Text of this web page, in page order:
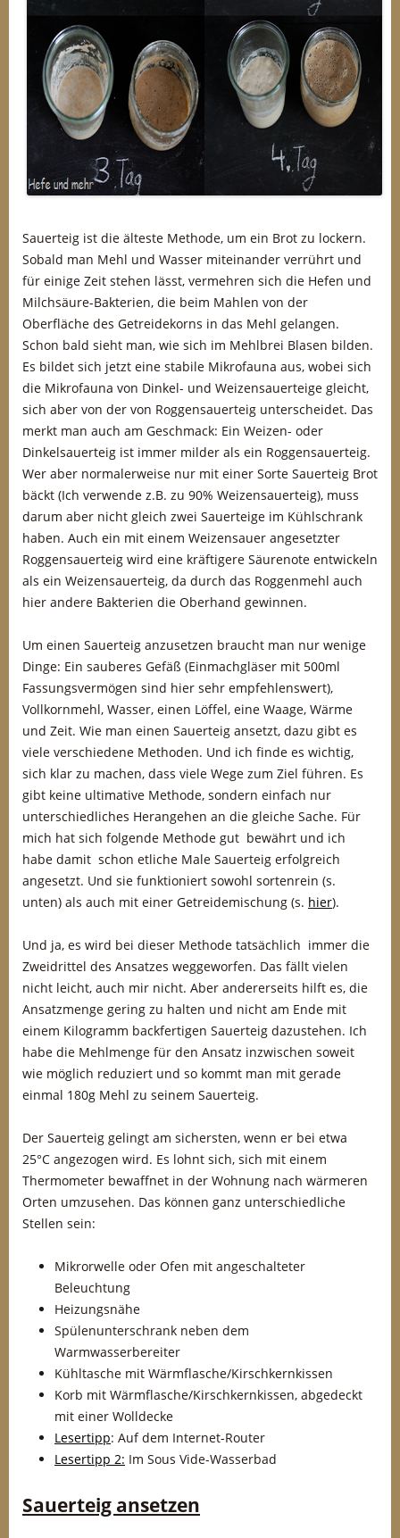
Sauerteig ist die älteste Methode, um ein Brot zu lockern.
Sobald man Mehl und Wasser miteinander verrührt und
für einige Zeit stehen lässt, vermehren sich die Hefen und
Milchsäure-Bakterien, die beim Mahlen von der
Oberfläche des Getreidekorns in das Mehl gelangen.
Schon bald sieht man, wie sich im Mehlbrei Blasen bilden.
Es bildet sich jetzt eine stabile Mikrofauna aus, wobei sich
die Mikrofauna von Dinkel- und Weizensauerteige gleicht,
sich aber von der von Roggensauerteig unterscheidet. Das
merkt man auch am Geschmack: Ein Weizen- oder
Dinkelsauerteig ist immer milder als ein Roggensauerteig.
Wer aber normalerweise nur mit einer Sorte Sauerteig Brot
bäckt (Ich verwende z.B. zu 90% Weizensauerteig), muss
darum aber nicht gleich zwei Sauerteige im Kühlschrank
haben. Auch ein mit einem Weizensauer angesetzter
Roggensauerteig wird eine kräftigere Säurenote entwickeln
als ein Weizensauerteig, da durch das Roggenmehl auch
hier andere Bakterien die Oberhand gewinnen.
Um einen Sauerteig anzusetzen braucht man nur wenige
Dinge: Ein sauberes Gefäß (Einmachgläser mit 500ml
Fassungsvermögen sind hier sehr empfehlenswert),
Vollkornmehl, Wasser, einen Löffel, eine Waage, Wärme
und Zeit. Wie man einen Sauerteig ansetzt, dazu gibt es
viele verschiedene Methoden. Und ich finde es wichtig,
sich klar zu machen, dass viele Wege zum Ziel führen. Es
gibt keine ultimative Methode, sondern einfach nur
unterschiedliches Herangehen an die gleiche Sache. Für
mich hat sich folgende Methode gut bewährt und ich
habe damit schon etliche Male Sauerteig erfolgreich
angesetzt. Und sie funktioniert sowohl sortenrein (s.
unten) als auch mit einer Getreidemischung (s. hier).
Und ja, es wird bei dieser Methode tatsächlich immer die
Zweidrittel des Ansatzes weggeworfen. Das fällt vielen
nicht leicht, auch mir nicht. Aber andererseits hilft es, die
Ansatzmenge gering zu halten und nicht am Ende mit
einem Kilogramm backfertigen Sauerteig dazustehen. Ich
habe die Mehlmenge für den Ansatz inzwischen soweit
wie möglich reduziert und so kommt man mit gerade
einmal 180g Mehl zu seinem Sauerteig.
Der Sauerteig gelingt am sichersten, wenn er bei etwa
25°C angezogen wird. Es lohnt sich, sich mit einem
Thermometer bewaffnet in der Wohnung nach wärmeren
Orten umzusehen. Das können ganz unterschiedliche
Stellen sein:
Mikrorwelle oder Ofen mit angeschalteter
Beleuchtung
Heizungsnähe
Spülenunterschrank neben dem
Warmwasserbereiter
Kühltasche mit Wärmflasche/Kirschkernkissen
Korb mit Wärmflasche/Kirschkernkissen, abgedeckt
mit einer Wolldecke
Lesertipp: Auf dem Internet-Router
Lesertipp 2: Im Sous Vide-Wasserbad
Sauerteig ansetzen